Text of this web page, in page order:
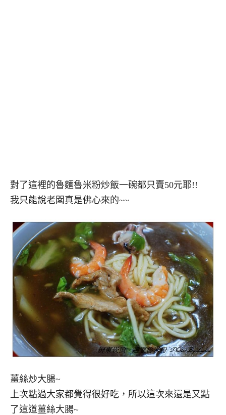
對了這裡的魯麵魯米粉炒飯一碗都只賣50元耶!!
我只能說老闆真是佛心來的~~
薑絲炒大腸~
上次點過大家都覺得很好吃，所以這次來還是又點
了這道薑絲大腸~